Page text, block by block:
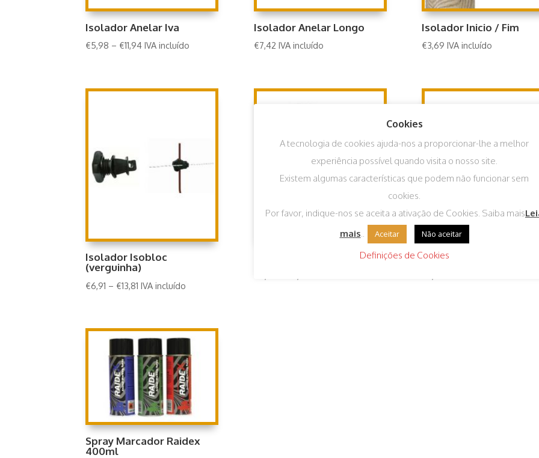
Isolador Anelar Iva
€5,98 – €11,94 IVA incluído
Isolador Anelar Longo
€7,42 IVA incluído
Isolador Inicio / Fim
€3,69 IVA incluído
Isolador Isobloc
(verguinha)
€6,91 – €13,81 IVA incluído
Isolador Passagem (W) Punho Portão Classic
Spray Marcador Raidex
400ml
Cookies
A tecnologia de cookies ajuda-nos a proporcionar-lhe a melhor
experiência possível quando visita o nosso site.
Existem algumas características que podem não funcionar sem
cookies.
Por favor, indique-nos se aceita a ativação de Cookies. Saiba mais
mais
Aceitar Não aceitar
Definições de Cookies